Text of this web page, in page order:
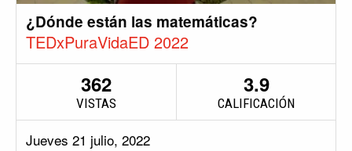
¿Dónde están las matemáticas?
TEDxPuraVidaED 2022
362
VISTAS
3.9
CALIFICACIÓN
Jueves 21 julio, 2022